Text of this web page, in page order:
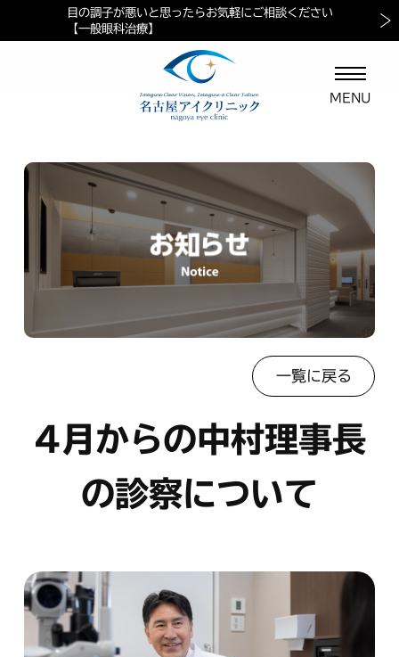
当院におけるペイシェントハラスメントに対する方針
目の調子が悪いと思ったらお気軽にご相談ください
【一般眼科治療】
マイナ保険証ご利用の案内
一覧に戻る
4月からの中村理事長
の診察について